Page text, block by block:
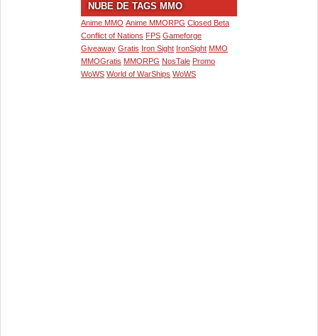
NUBE DE TAGS MMO
Anime MMO Anime MMORPG Closed Beta
Conflict of Nations FPS Gameforge
Giveaway Gratis Iron Sight IronSight MMO
MMOGratis MMORPG NosTale Promo
WoWS World of WarShips WoWS